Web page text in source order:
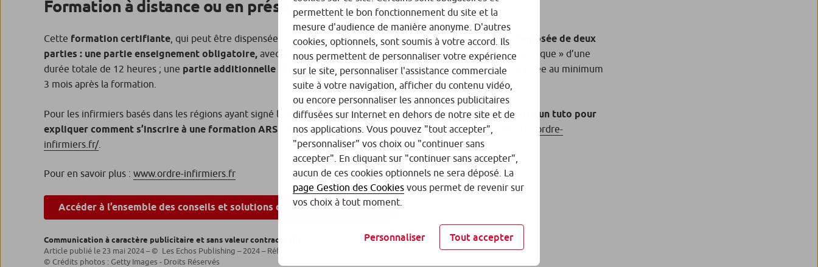
Formation à distance ou en présentiel
Cette formation certifiante , qui peut être dispensée via une plate-forme numérique ou en présentiel, est composée de deux
parties : une partie enseignement obligatoire, avec un module « médical » et un module « administratif et juridique » d’une
durée totale de 12 heures ; une partie additionnelle facultative, composée d’uneséance de supervision
réalisée au minimum
3 mois après la formation.
Pour les infirmiers basés dans les régions ayant signé le conventionnement avec l’ARS,l’Ordre national propose un tuto pour
expliquer comment s’inscrire à une formation ARS à partir de son espace personnel :https://espace-membres.ordre-
infirmiers.fr/.
Pour en savoir plus : www.ordre-infirmiers.fr
Accéder à l’ensemble des conseils et solutions dédiés avec SantExpert
Communication à caractère publicitaire et sans valeur contractuelle.
Article publié le 23 mai 2024 – © Les Echos Publishing – 2024 – Réf : 587209
© Crédits photos : Getty Images - Droits Réservés
permettent le bon fonctionnement du site et la
mesure d'audience de manière anonyme. D'autres
cookies, optionnels, sont soumis à votre accord. Ils
nous permettent de personnaliser votre expérience
sur le site, personnaliser l'assistance commerciale
suite à votre navigation, afficher du contenu vidéo,
ou encore personnaliser les annonces publicitaires
diffusées sur Internet en dehors de notre site et de
nos applications. Vous pouvez "tout accepter",
"personnaliser" vos choix ou "continuer sans
accepter". En cliquant sur "continuer sans accepter",
aucun de ces cookies optionnels ne sera déposé. La
page Gestion des Cookies vous permet de revenir sur
vos choix à tout moment.
Personnaliser Tout accepter